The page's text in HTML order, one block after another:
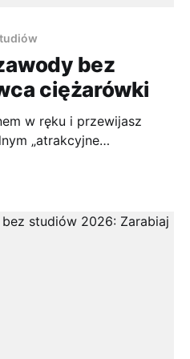
bez
ciężarówki
w ręku i przewijasz
„atrakcyjne
jeśli interesują Cię
studiów. Z drugiej